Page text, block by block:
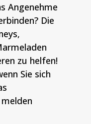
Angenehme
Die
zu helfen!
Sie sich